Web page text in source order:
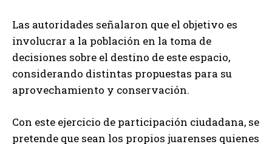
Las autoridades señalaron que el objetivo es
involucrar a la población en la toma de
decisiones sobre el destino de este espacio,
considerando distintas propuestas para su
aprovechamiento y conservación.
Con este ejercicio de participación ciudadana, se
pretende que sean los propios juarenses quienes